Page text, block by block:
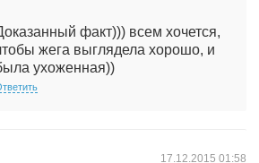
факт))) всем хочется,
жега выглядела хорошо, и
ухоженная))
17.12.2015 01:58